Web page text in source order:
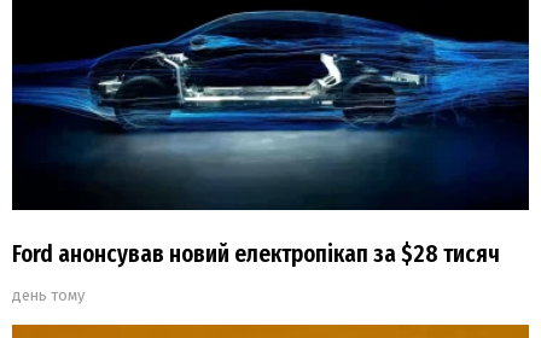
Ford анонсував новий електропікап за $28 тисяч
день тому